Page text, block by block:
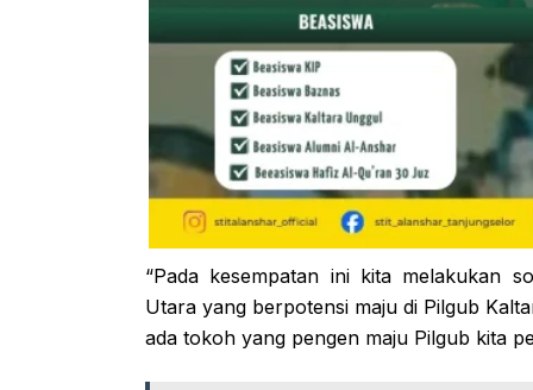
“Pada kesempatan ini kita melakukan
Utara yang berpotensi maju di Pilgub
ada tokoh yang pengen maju Pilgub kita